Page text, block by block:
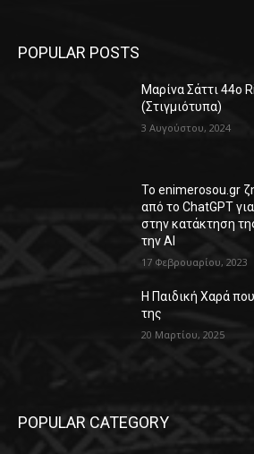
POPULAR POSTS
Μαρίνα Σάττι 44o
(Στιγμιότυπα)
3 Αυγούστου, 2024
Το enimerosou.gr
από το ChatGPT
στην κατάκτηση
την AI
17 Φεβρουαρίου, 2023
Η Παιδική Χαρά
της
20 Μαρτίου, 2025
POPULAR CATEGORY